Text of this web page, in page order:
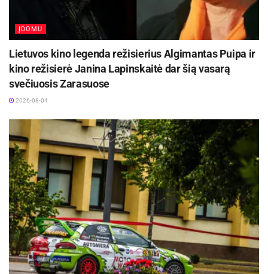
ĮDOMU
Lietuvos kino legenda režisierius Algimantas Puipa ir
kino režisierė Janina Lapinskaitė dar šią vasarą
svečiuosis Zarasuose
2026-08-04